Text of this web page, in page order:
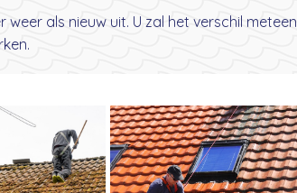
weer als nieuw uit. U zal het verschil meteen